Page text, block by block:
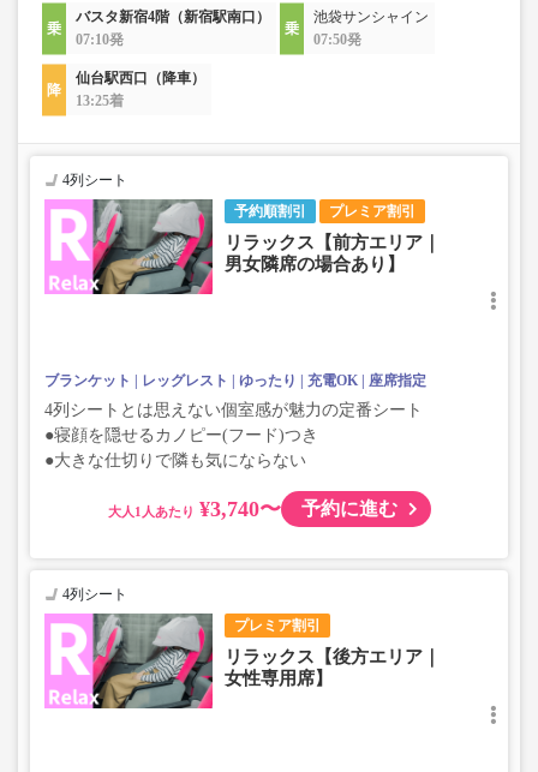
バスタ新宿4階（新宿駅南口）
07:10発
池袋サンシャイン
07:50発
仙台駅西口（降車）
13:25着
予約順割引 プレミア割引
4列シート
リラックス【前方エリア｜
男女隣席の場合あり】
ブランケット レッグレスト ゆったり 充電OK 座席指定
4列シートとは思えない個室感が魅力の定番シート
●寝顔を隠せるカノピー(フード)つき
●大きな仕切りで隣も気にならない
大人 ¥3,740〜 予約に進む
プレミア割引
4列シート
リラックス【後方エリア｜
女性専用席】